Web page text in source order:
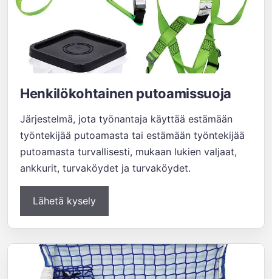
Henkilökohtainen putoamissuoja
Järjestelmä, jota työnantaja käyttää estämään
työntekijää putoamasta tai estämään työntekijää
putoamasta turvallisesti, mukaan lukien valjaat,
ankkurit, turvaköydet ja turvaköydet.
Lähetä kysely